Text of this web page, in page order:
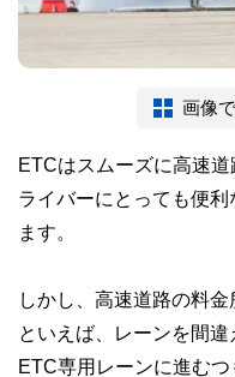
画像
ETCはスムーズに高速
ライバーにとっても便
ます。
しかし、高速道路の料
といえば、レーンを間違
ETC専用レーンに進む